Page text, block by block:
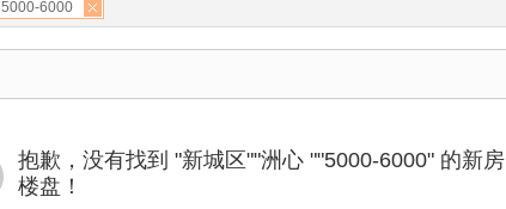
5000-6000
抱歉，没有找到 "新城区""洲心 ""5000-6000" 的新房
楼盘！